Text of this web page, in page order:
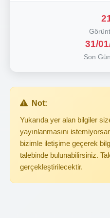
31/
Son
Not:
Yukarıda yer alan bilgiler
yayınlanmasını
bizimle iletişime geçerek
talebinde bulunabilirsiniz.
gerçekleştirilecektir.